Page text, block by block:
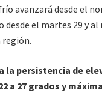
avanzará desde el
el martes 29 y
región.
la persistencia de
27 grados y